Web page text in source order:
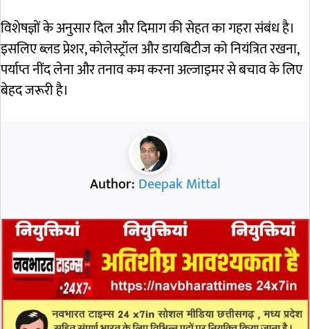
विशेषज्ञों के अनुसार दिल और दिमाग की सेहत का गहरा संबंध है।
इसलिए ब्लड प्रेशर, कोलेस्ट्रॉल और डायबिटीज को नियंत्रित रखना,
पर्याप्त नींद लेना और तनाव कम करना अल्जाइमर से बचाव के लिए
बेहद जरूरी है।
Author: Deepak Mittal